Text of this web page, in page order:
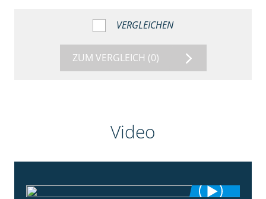
VERGLEICHEN
ZUM VERGLEICH (0)
Video